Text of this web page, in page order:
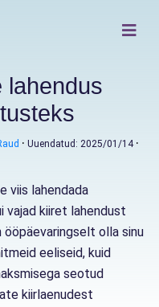
lahendus
Uuendatud: 2025/01/14
viis lahendada
vajad kiiret lahendust
ööpäevaringselt olla sinu
eeliseid, kuid
seotud
kiirlaenudest